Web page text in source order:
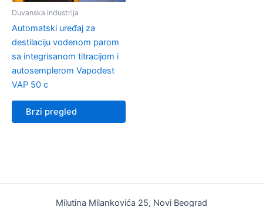
Duvanska industrija
Automatski uređaj za
destilaciju vodenom parom
sa integrisanom titracijom i
autosemplerom Vapodest
VAP 50 c
Brzi pregled
Milutina Milankovića 25, Novi Beograd